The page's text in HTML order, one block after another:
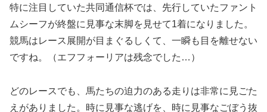
特に注目していた共同通信杯では、先行していたファント
ムシーフが終盤に見事な末脚を見せて1着になりました。
競馬はレース展開が目まぐるしくて、一瞬も目を離せない
ですね。（エフフォーリアは残念でした…）
どのレースでも、馬たちの迫力のある走りは非常に見ごた
えがありました。時に見事な逃げを、時に見事なごぼう抜